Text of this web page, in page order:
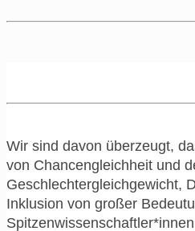
Wir sind davon überzeugt,
von Chancengleichheit und
Geschlechtergleichgewicht,
Inklusion von großer